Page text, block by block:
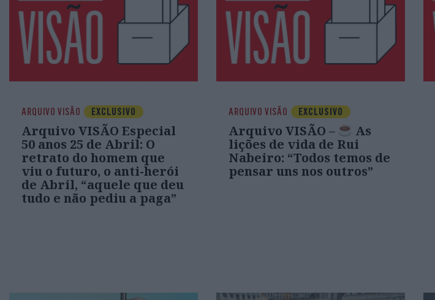
ARQUIVO VISÃO EXCLUSIVO
Arquivo VISÃO Especial
50 anos 25 de Abril: O
retrato do homem que
viu o futuro, o anti-herói
de Abril, “aquele que deu
tudo e não pediu a paga”
ARQUIVO VISÃO EXCLUSIVO
Arquivo VISÃO –
As
lições de vida de Rui
Nabeiro: “Todos temos de
pensar uns nos outros”